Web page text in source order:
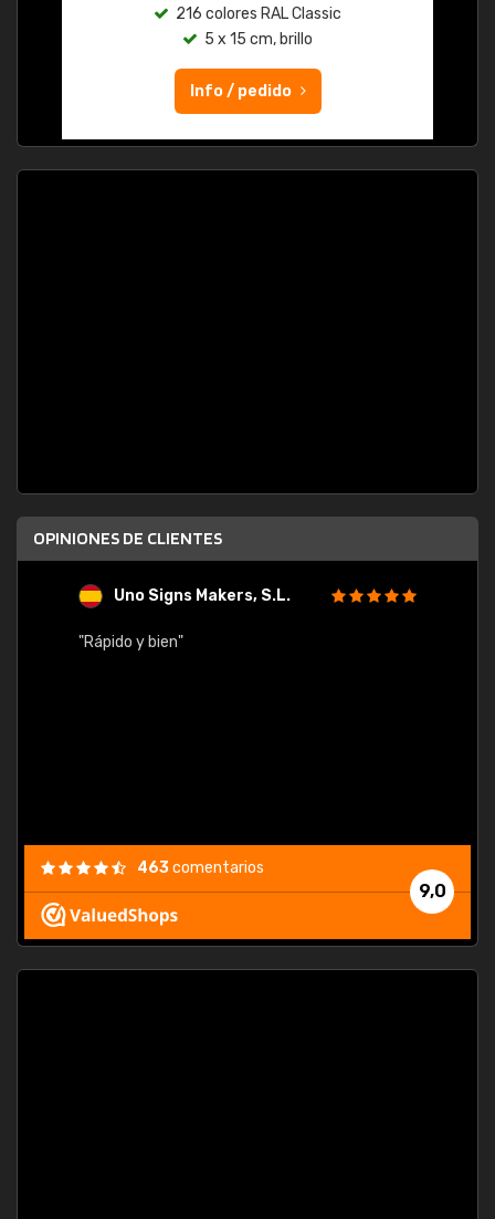
216 colores RAL Classic
5 x 15 cm, brillo
Info / pedido
OPINIONES DE CLIENTES
Uno Signs Makers, S.L.
"Rápido y bien"
9,0
463comentarios